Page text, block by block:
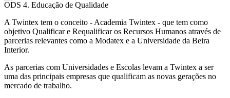
ODS 4. Educação de Qualidade
A Twintex tem o conceito - Academia Twintex - que tem como
objetivo Qualificar e Requalificar os Recursos Humanos através de
parcerias relevantes como a Modatex e a Universidade da Beira
Interior.
As parcerias com Universidades e Escolas levam a Twintex a ser
uma das principais empresas que qualificam as novas gerações no
mercado de trabalho.